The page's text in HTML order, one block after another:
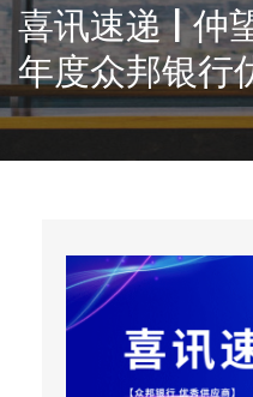
喜讯速递 | 仲
年度众邦银行